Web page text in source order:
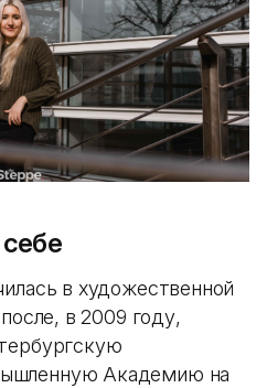
в художественной
в 2009 году,
Академию на